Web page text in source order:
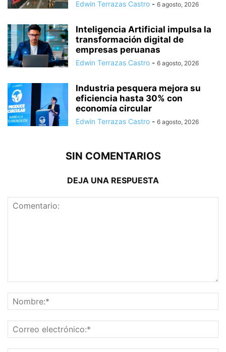
Edwin Terrazas Castro - 6 agosto, 2026
Inteligencia Artificial impulsa la
transformación digital de
empresas peruanas
Edwin Terrazas Castro - 6 agosto, 2026
Industria pesquera mejora su
eficiencia hasta 30% con
economía circular
Edwin Terrazas Castro - 6 agosto, 2026
SIN COMENTARIOS
DEJA UNA RESPUESTA